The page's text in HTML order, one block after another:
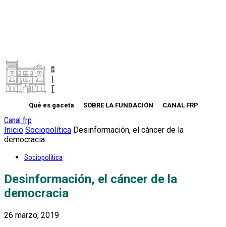
Qué es gaceta SOBRE LA FUNDACIÓN CANAL FRP
Canal frp
Inicio Sociopolítica Desinformación, el cáncer de la
democracia
Sociopolítica
Desinformación, el cáncer de la
democracia
26 marzo, 2019